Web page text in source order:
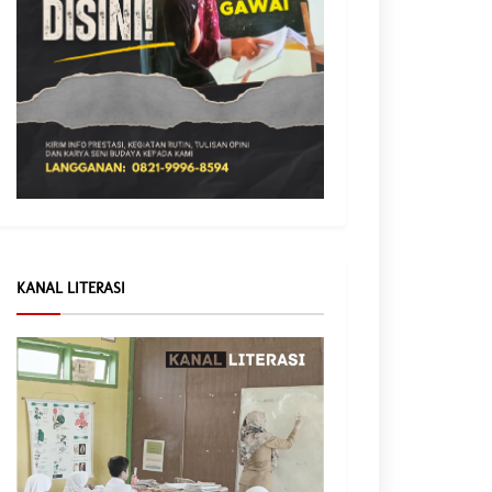
KANAL LITERASI